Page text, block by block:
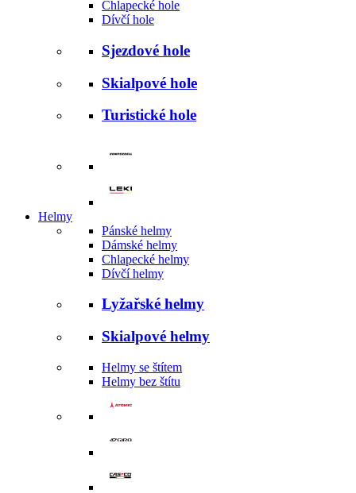
Chlapecké hole
Dívčí hole
Sjezdové hole
Skialpové hole
Turistické hole
Helmy
Pánské helmy
Dámské helmy
Chlapecké helmy
Dívčí helmy
Lyžařské helmy
Skialpové helmy
Helmy se štítem
Helmy bez štítu